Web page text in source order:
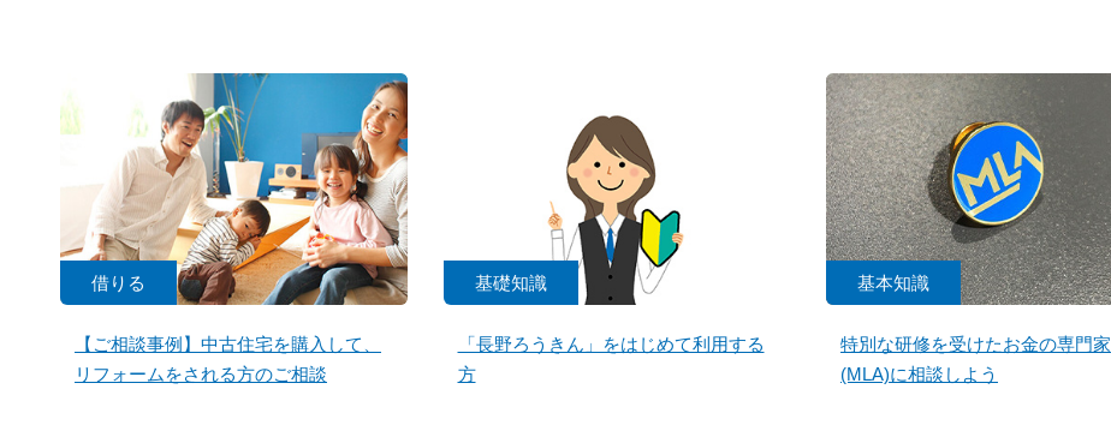
借りる
【ご相談事例】中古住宅を購入して、
リフォームをされる方のご相談
基礎知識
「長野ろうきん」をはじめて利用する
方
基本知識
特別な研修を受けたお金の専門家
(MLA)に相談しよう